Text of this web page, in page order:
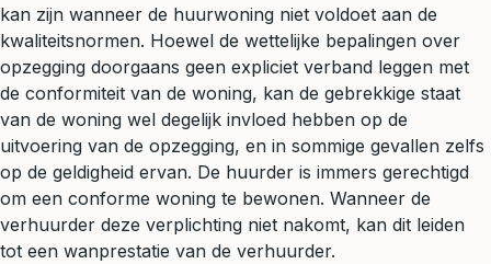
kan zijn wanneer de huurwoning niet voldoet aan de
kwaliteitsnormen. Hoewel de wettelijke bepalingen over
opzegging doorgaans geen expliciet verband leggen met
de conformiteit van de woning, kan de gebrekkige staat
van de woning wel degelijk invloed hebben op de
uitvoering van de opzegging, en in sommige gevallen zelfs
op de geldigheid ervan. De huurder is immers gerechtigd
om een conforme woning te bewonen. Wanneer de
verhuurder deze verplichting niet nakomt, kan dit leiden
tot een wanprestatie van de verhuurder.